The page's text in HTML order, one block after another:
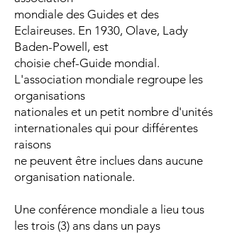
mondiale des Guides et des
Eclaireuses. En 1930, Olave, Lady
Baden-Powell, est
choisie chef-Guide mondial.
L'association mondiale regroupe les
organisations
nationales et un petit nombre d'unités
internationales qui pour différentes
raisons
ne peuvent être inclues dans aucune
organisation nationale.
Une conférence mondiale a lieu tous
les trois (3) ans dans un pays